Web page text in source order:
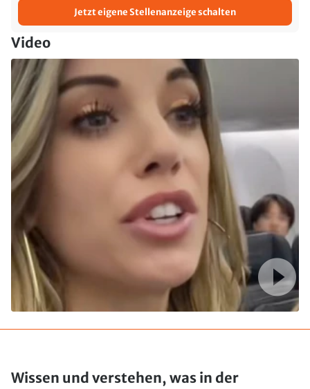
Jetzt eigene Stellenanzeige schalten
Video
Wissen und verstehen, was in der